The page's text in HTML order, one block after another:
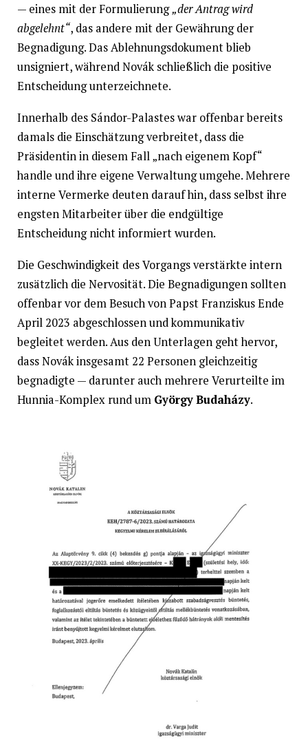
— eines mit der Formulierung„der Antrag wird
abgelehnt“, das andere mit der Gewährung der
Begnadigung. Das Ablehnungsdokument blieb
unsigniert, während Novák schließlich die positive
Entscheidung unterzeichnete.
Innerhalb des Sándor-Palastes war offenbar bereits
damals die Einschätzung verbreitet, dass die
Präsidentin in diesem Fall „nach eigenem Kopf“
handle und ihre eigene Verwaltung umgehe. Mehrere
interne Vermerke deuten darauf hin, dass selbst ihre
engsten Mitarbeiter über die endgültige
Entscheidung nicht informiert wurden.
Die Geschwindigkeit des Vorgangs verstärkte intern
zusätzlich die Nervosität. Die Begnadigungen sollten
offenbar vor dem Besuch von Papst Franziskus Ende
April 2023 abgeschlossen und kommunikativ
begleitet werden. Aus den Unterlagen geht hervor,
dass Novák insgesamt 22 Personen gleichzeitig
begnadigte — darunter auch mehrere Verurteilte im
Hunnia-Komplex rund um György Budaházy.